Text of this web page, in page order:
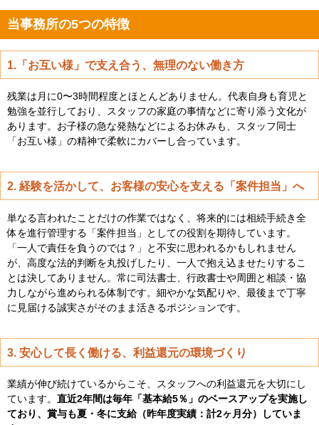
当事務所の5つの特徴
1.「お互い様」で支え合う、無理のない働き方
残業は月に0〜3時間程度とほとんどありません。代表自身も育児と
勉強を並行しており、スタッフの家庭の事情などに寄り添う文化が
あります。お子様の急な発熱などによるお休みも、スタッフ同士
「お互い様」の精神で柔軟にカバーし合っています。
2. 経験を活かして、お客様の安心を支える「案件担当」へ
単なる言われたことだけの作業ではなく、将来的には相続手続き全
体を進行管理する「案件担当」としての役割を期待しています。
「一人で責任を負うのでは？」と不安に思われるかもしれません
が、高度な法的判断を丸投げしたり、一人で抱え込ませたりするこ
とは決してありません。常に司法書士、行政書士や周囲と相談・協
力しながら進められる体制です。細やかな気配りや、最後まで丁寧
に見届ける誠実さがそのまま活きるポジションです。
3. 安心して長く働ける、利益還元の環境づくり
業績が伸び続けているからこそ、スタッフへの利益還元を大切にし
ています。 直近2年間は毎年「基本給5％」のベースアップを実施し
ており、賞与も夏・冬に支給（昨年度実績：計2ヶ月分）していま